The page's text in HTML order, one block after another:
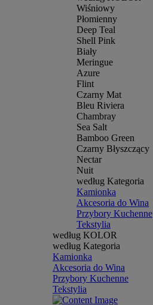
Wiśniowy
Płomienny
Deep Teal
Shell Pink
Biały
Meringue
Azure
Flint
Czarny Mat
Bleu Riviera
Chambray
Sea Salt
Bamboo Green
Czarny Błyszczący
Nectar
Nuit
według Kategoria
Kamionka
Akcesoria do Wina
Przybory Kuchenne
Tekstylia
według KOLOR
według Kategoria
Kamionka
Akcesoria do Wina
Przybory Kuchenne
Tekstylia